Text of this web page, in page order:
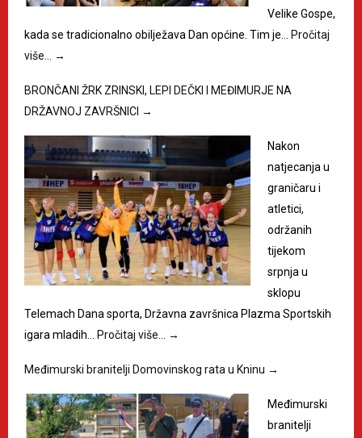
Velike Gospe,
kada se tradicionalno obilježava Dan općine. Tim je…
Pročitaj
više…
→
BRONČANI ŽRK ZRINSKI, LEPI DEČKI I MEĐIMURJE NA
DRŽAVNOJ ZAVRŠNICI →
Nakon
natjecanja u
graničaru i
atletici,
održanih
tijekom
srpnja u
sklopu
Telemach Dana sporta, Državna završnica Plazma Sportskih
igara mladih…
Pročitaj više… →
Međimurski branitelji Domovinskog rata u Kninu →
Međimurski
branitelji